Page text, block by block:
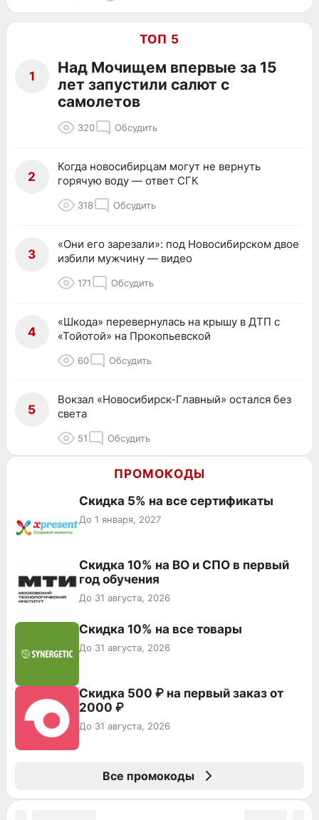
ТОП 5
1
Над Мочищем впервые за 15
лет запустили салют с
самолетов
320 Обсудить
2
Когда новосибирцам могут не вернуть
горячую воду — ответ СГК
318 Обсудить
3
«Они его зарезали»: под Новосибирском двое
избили мужчину — видео
171 Обсудить
4
«Шкода» перевернулась на крышу в ДТП с
«Тойотой» на Прокопьевской
60 Обсудить
5
Вокзал «Новосибирск-Главный» остался без
света
51 Обсудить
ПРОМОКОДЫ
Скидка 5% на все сертификаты
До 1 января, 2027
Скидка 10% на ВО и СПО в первый
год обучения
До 31 августа, 2026
Скидка 10% на все товары
До 31 августа, 2026
Скидка 500 ₽ на первый заказ от
2000 ₽
До 31 августа, 2026
Все промокоды